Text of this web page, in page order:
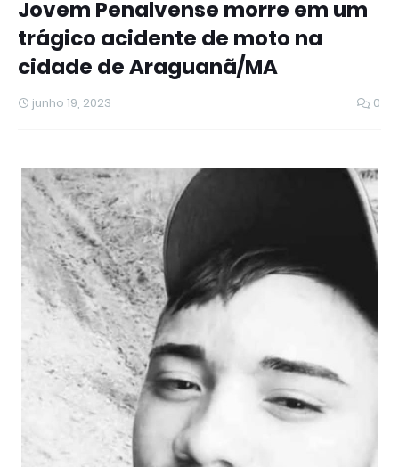
Jovem Penalvense morre em um
trágico acidente de moto na
cidade de Araguanã/MA
junho 19, 2023 0